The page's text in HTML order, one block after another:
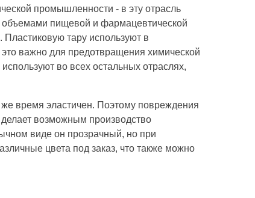
промышленности - в эту отрасль
объемами пищевой и фармацевтической
П ластиковую тару используют в
это важно для предотвращения химической
используют во всех остальных отраслях,
время эластичен. Поэтому повреждения
возможным производство
виде он прозрачный, но при
цвета под заказ, что также можно